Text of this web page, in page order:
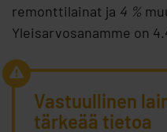
remonttilainat ja 4 %
Yleisarvosanamme on
Vastuullinen
tärkeää tietoa